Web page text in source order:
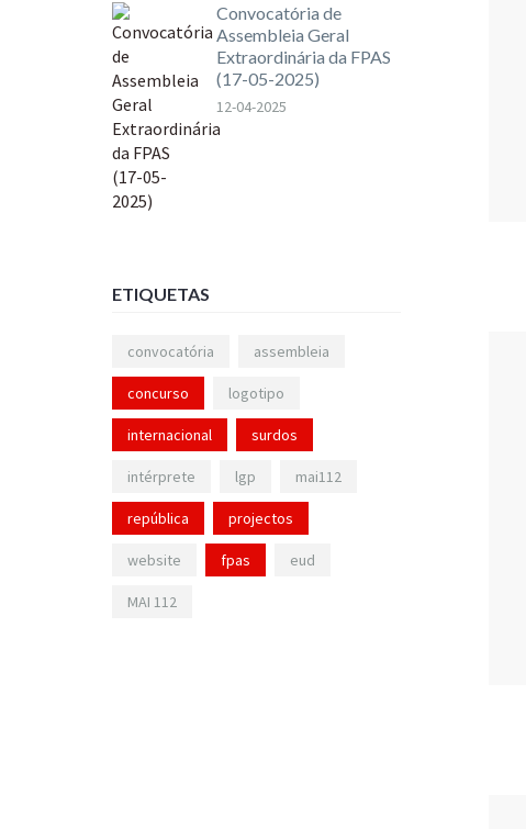
Convocatória de
Assembleia Geral
Extraordinária da FPAS
(17-05-2025)
12-04-2025
ETIQUETAS
convocatória assembleia
concurso logotipo
internacional surdos
intérprete lgp mai112
república projectos
website fpas eud
MAI 112